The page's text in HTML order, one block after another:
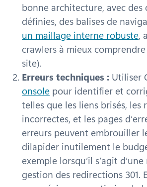
bonne architecture, avec des
définies, des balises de
un maillage interne robuste,
crawlers à mieux
site).
Erreurs techniques : Utiliser
onsole pour identifier et
telles que les liens brisés, les
incorrectes, et les pages
erreurs peuvent embrouiller
dilapider inutilement le
exemple lorsqu’il s’agit
gestion des redirections 301.